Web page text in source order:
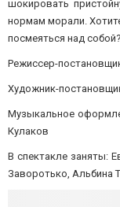
шокировать
нормам морали.
посмеяться над
Режиссер-
Художник-
Музыкальное
Кулаков
В спектакле заняты:
Заворотько, Альбина